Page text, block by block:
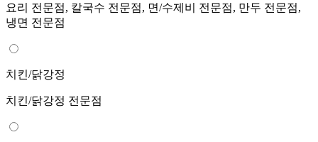
요리 전문점, 칼국수 전문점, 면/수제비 전문점, 만두 전문점,
냉면 전문점
치킨/닭강정
치킨/닭강정 전문점